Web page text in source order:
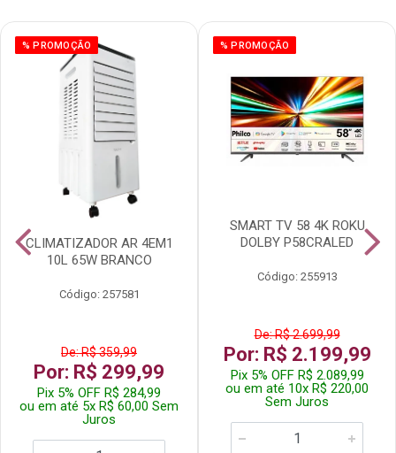
% PROMOÇÃO
CLIMATIZADOR AR 4EM1
10L 65W BRANCO
Código: 257581
De: R$ 359,99
Por: R$ 299,99
Pix 5% OFF R$ 284,99
ou em até 5x R$ 60,00 Sem
Juros
% PROMOÇÃO
SMART TV 58 4K ROKU
DOLBY P58CRALED
Código: 255913
De: R$ 2.699,99
Por: R$ 2.199,99
Pix 5% OFF R$ 2.089,99
ou em até 10x R$ 220,00
Sem Juros